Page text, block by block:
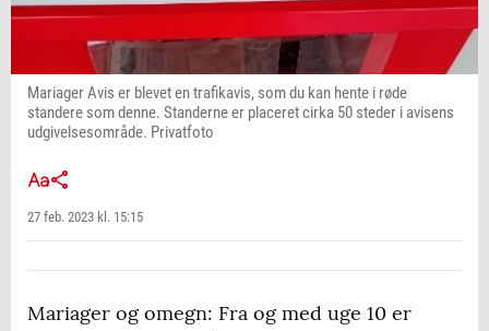
Mariager Avis er blevet en trafikavis, som du kan hente i røde
standere som denne. Standerne er placeret cirka 50 steder i avisens
udgivelsesområde. Privatfoto
27 feb. 2023 kl. 15:15
Mariager og omegn: Fra og med uge 10 er